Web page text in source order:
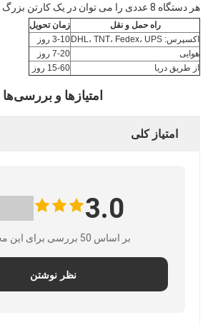
هر دستگاه 8 عددی را می توان در یک کارتن بزرگ بسته بندی کرد
راه حمل و نقل
زمان تحویل
اکسپرس: DHL، TNT، Fedex، UPS
3-10 روز
هوایی
7-20 روز
از طریق دریا
15-60 روز
امتیازها و بررسی‌ها
امتیاز کلی
3.0
بر اساس 50 بررسی برای این محصول
نظر نوشتن